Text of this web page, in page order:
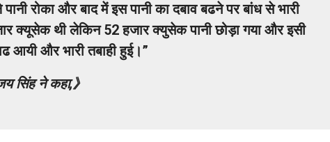
रोका और बाद में इस पानी का दबाव बढने पर बांध से भारी
क्यूसेक थी लेकिन 52 हजार क्युसेक पानी छोड़ा गया और इसी
आयी और भारी तबाही हुई।”
सिंह ने कहा,》